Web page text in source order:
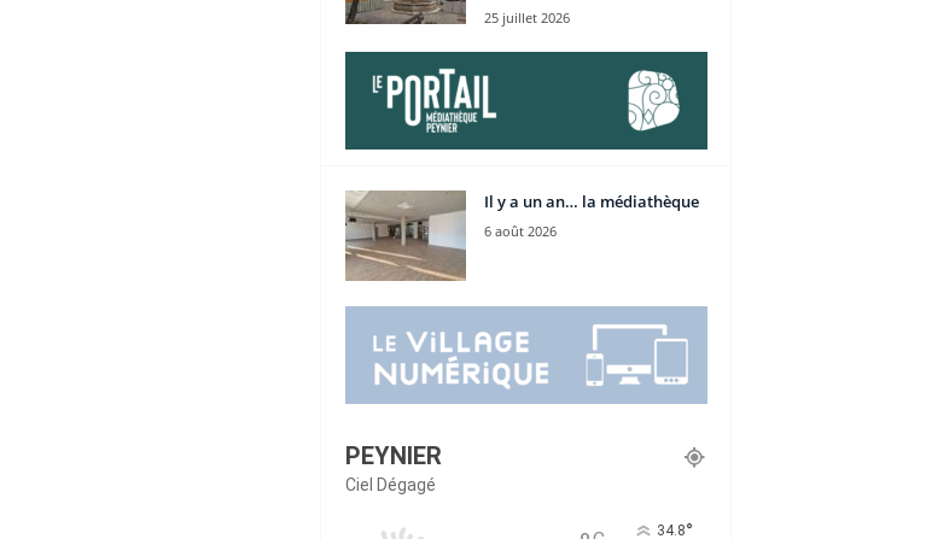
25 juillet 2026
Il y a un an… la médiathèque
6 août 2026
PEYNIER
Ciel Dégagé
34.8°